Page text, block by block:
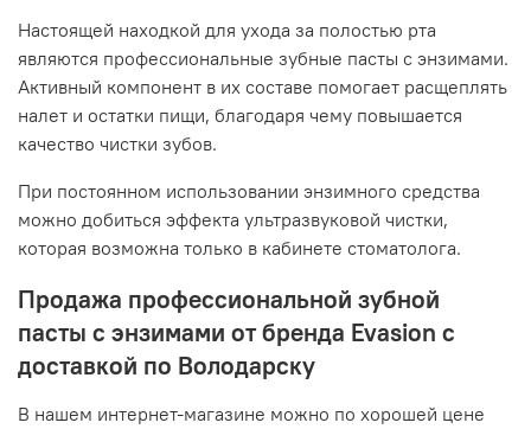
Настоящей находкой для ухода за полостью рта
являются профессиональные зубные пасты с энзимами.
Активный компонент в их составе помогает расщеплять
налет и остатки пищи, благодаря чему повышается
качество чистки зубов.
При постоянном использовании энзимного средства
можно добиться эффекта ультразвуковой чистки,
которая возможна только в кабинете стоматолога.
Продажа профессиональной зубной
пасты с энзимами от бренда Evasion с
доставкой по Володарску
В нашем интернет-магазине можно по хорошей цене